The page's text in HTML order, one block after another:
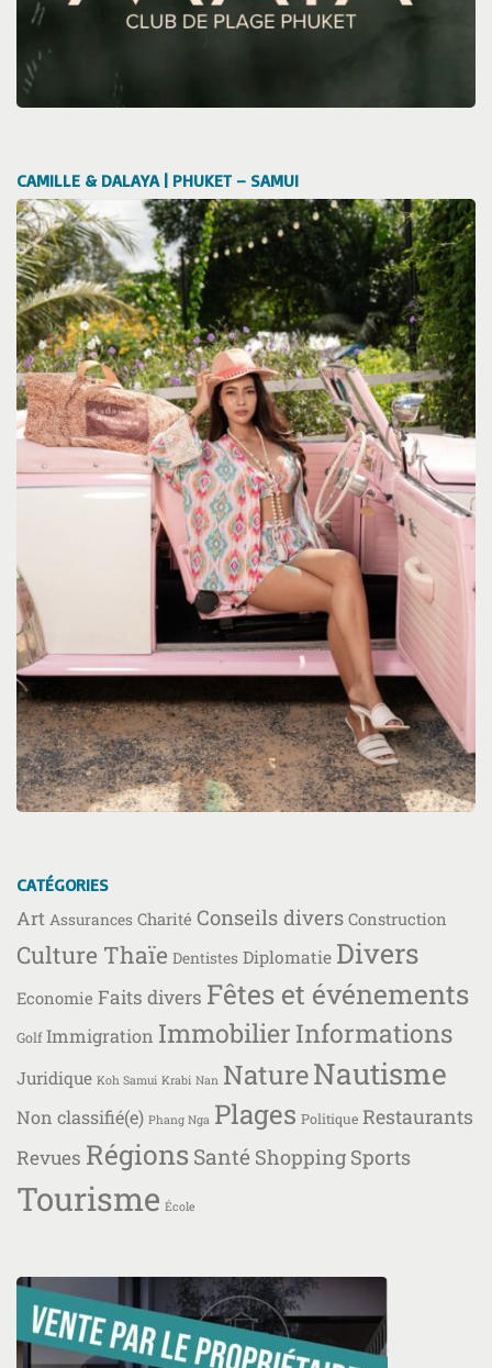
CAMILLE & DALAYA | PHUKET – SAMUI
CATÉGORIES
Art Assurances Charité Conseils divers Construction
Culture Thaïe Dentistes Diplomatie Divers
Economie Faits divers Fêtes et événements
Golf Immigration Immobilier Informations
Juridique Koh Samui Krabi Nan NatureNautisme
Non classifié(e) Phang Nga Plages Politique Restaurants
Revues Régions Santé Shopping Sports
Tourisme École